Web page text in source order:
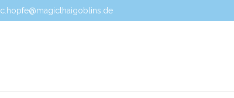
c.hopfe@magicthaigoblins.de